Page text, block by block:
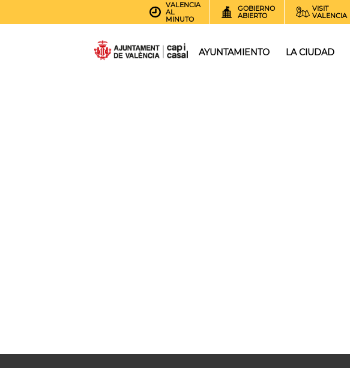
VALENCIA
AL
MINUTO
GOBIERNO
ABIERTO
VISIT
VALENCIA
AYUNTAMIENTO LA CIUDAD